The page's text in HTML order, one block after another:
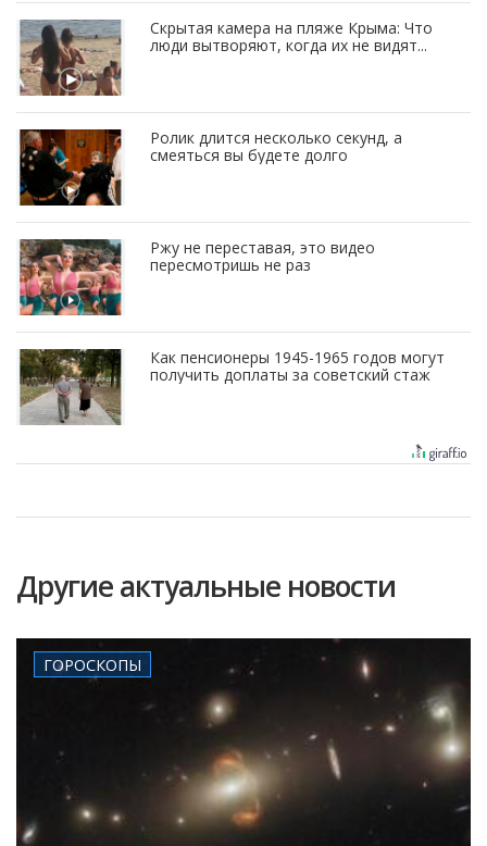
Скрытая камера на пляже Крыма: Что
люди вытворяют, когда их не видят...
Ролик длится несколько секунд, а
смеяться вы будете долго
Ржу не переставая, это видео
пересмотришь не раз
Как пенсионеры 1945-1965 годов могут
получить доплаты за советский стаж
Другие актуальные новости
ГОРОСКОПЫ